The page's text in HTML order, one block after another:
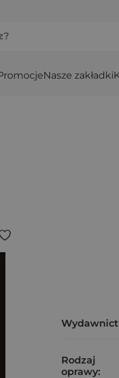
Nasze zakładki
Rodzaj
oprawy: